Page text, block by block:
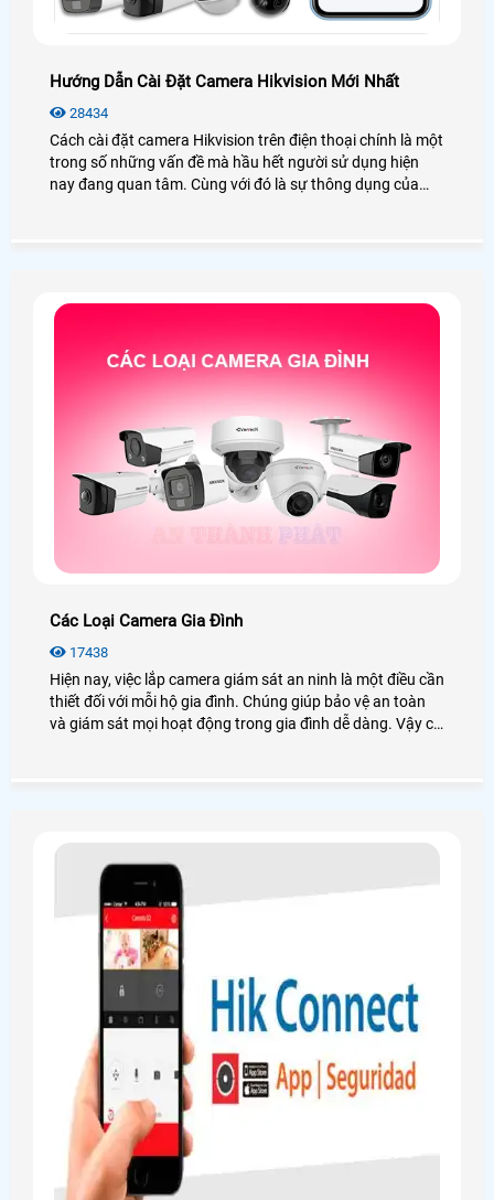
Hướng Dẫn Cài Đặt Camera Hikvision Mới Nhất
28434
Cách cài đặt camera Hikvision trên điện thoại chính là một
trong số những vấn đề mà hầu hết người sử dụng hiện
nay đang quan tâm. Cùng với đó là sự thông dụng của
Các Loại Camera Gia Đình
17438
Hiện nay, việc lắp camera giám sát an ninh là một điều cần
thiết đối với mỗi hộ gia đình. Chúng giúp bảo vệ an toàn
và giám sát mọi hoạt động trong gia đình dễ dàng. Vậy có